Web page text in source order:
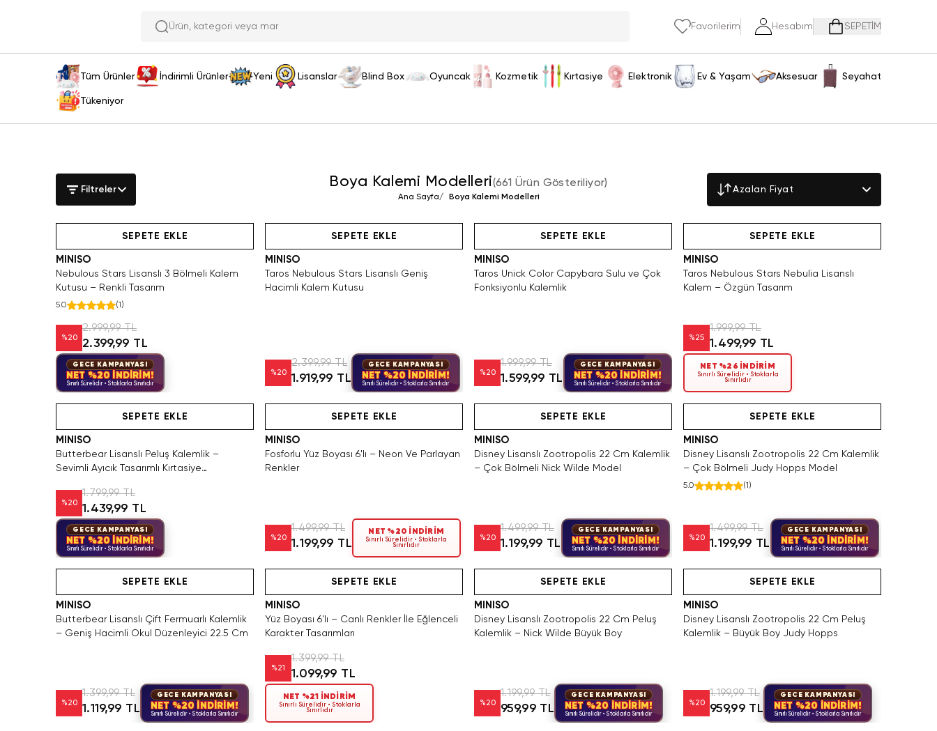
Ürün, kat Favorilerim Hesabım SEPETİM
Tüm Ürünler İndirimli Ürünler Yeni Lisanslar Blind Box Oyuncak Kozmetik Kırtasiye Elektronik Ev & Yaşam Aksesuar Seyahat
Tükeniyor
Filtreler Boya Kalemi Modelleri(661 Ürün Gösteriliyor)
Ana Sayfa/ Boya Kalemi Modelleri
Azalan Fiyat
SEPETE EKLE
MINISO
Nebulous Stars Lisanslı 3 Bölmeli Kalem
Kutusu – Renkli Tasarım
5.0 (1 )
%20
2.999,99 TL
2.399,99 TL
GECE KAMPANYASI
NET %20 İNDİRİM!
Sınırlı Sürelidir • Stoklarla Sınırlıdır
SEPETE EKLE
MINISO
Taros Nebulous Stars Lisanslı Geniş
Hacimli Kalem Kutusu
%20
2.399,99 TL
1.919,99 TL
GECE KAMPANYASI
NET %20 İNDİRİM!
Sınırlı Sürelidir • Stoklarla Sınırlıdır
SEPETE EKLE
MINISO
Taros Unick Color Capybara Sulu ve Çok
Fonksiyonlu Kalemlik
%20
1.999,99 TL
1.599,99 TL
GECE KAMPANYASI
NET %20 İNDİRİM!
Sınırlı Sürelidir • Stoklarla Sınırlıdır
SEPETE EKLE
MINISO
Taros Nebulous Stars Nebulia Lisanslı
Kalem – Özgün Tasarım
%25
1.999,99 TL
1.499,99 TL
NET %26 İNDİRİM
Sınırlı Sürelidir • Stoklarla
Sınırlıdır
SEPETE EKLE
MINISO
Butterbear Lisanslı Peluş Kalemlik –
Sevimli Ayıcık Tasarımlı Kırtasiye
%20
1.799,99 TL
1.439,99 TL
GECE KAMPANYASI
NET %20 İNDİRİM!
Sınırlı Sürelidir • Stoklarla Sınırlıdır
SEPETE EKLE
MINISO
Fosforlu Yüz Boyası 6'lı – Neon Ve Parlayan
Renkler
%20
1.499,99 TL
1.199,99 TL
NET %20 İNDİRİM
Sınırlı Sürelidir • Stoklarla
Sınırlıdır
SEPETE EKLE
MINISO
Disney Lisanslı Zootropolis 22 Cm Kalemlik
– Çok Bölmeli Nick Wilde Model
%20
1.499,99 TL
1.199,99 TL
GECE KAMPANYASI
NET %20 İNDİRİM!
Sınırlı Sürelidir • Stoklarla Sınırlıdır
SEPETE EKLE
MINISO
Disney Lisanslı Zootropolis 22 Cm Kalemlik
– Çok Bölmeli Judy Hopps Model
5.0 (1 )
%20
1.499,99 TL
1.199,99 TL
GECE KAMPANYASI
NET %20 İNDİRİM!
Sınırlı Sürelidir • Stoklarla Sınırlıdır
SEPETE EKLE
MINISO
Butterbear Lisanslı Çift Fermuarlı Kalemlik
– Geniş Hacimli Okul Düzenleyici 22.5 Cm
%20
1.399,99 TL
1.119,99 TL
GECE KAMPANYASI
NET %20 İNDİRİM!
Sınırlı Sürelidir • Stoklarla Sınırlıdır
SEPETE EKLE
MINISO
Yüz Boyası 6'lı – Canlı Renkler İle Eğlenceli
Karakter Tasarımları
%21
1.399,99 TL
1.099,99 TL
NET %21 İNDİRİM
Sınırlı Sürelidir • Stoklarla
Sınırlıdır
SEPETE EKLE
MINISO
Disney Lisanslı Zootropolis 22 Cm Peluş
Kalemlik – Nick Wilde Büyük Boy
%20
1.199,99 TL
959,99 TL
GECE KAMPANYASI
NET %20 İNDİRİM!
Sınırlı Sürelidir • Stoklarla Sınırlıdır
SEPETE EKLE
MINISO
Disney Lisanslı Zootropolis 22 Cm Peluş
Kalemlik – Büyük Boy Judy Hopps
%20
1.199,99 TL
959,99 TL
GECE KAMPANYASI
NET %20 İNDİRİM!
Sınırlı Sürelidir • Stoklarla Sınırlıdır